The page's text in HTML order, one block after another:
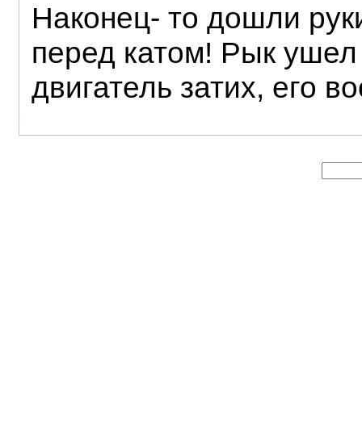
Наконец- то дошли
перед катом! Рык
двигатель затих, его